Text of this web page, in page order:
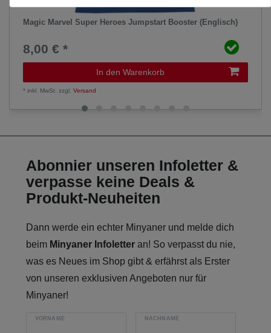
Magic Marvel Super Heroes Jumpstart Booster (Englisch)
8,00 € *
In den Warenkorb
*inkl. MwSt. zzgl.Versand
Abonnier unseren Infoletter &
verpasse keine Deals &
Produkt-Neuheiten
Dann werde ein echter Minyaner und melde dich
beim Minyaner Infoletter an! So verpasst du nie,
was es Neues im Shop gibt & erfährst als Erster
von unseren exklusiven Angeboten nur für
Minyaner!
VORNAME NACHNAME